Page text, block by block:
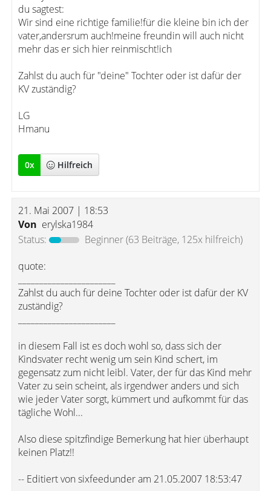
du sagtest:
Wir sind eine richtige familie!für die kleine bin ich der
vater,andersrum auch!meine freundin will auch nicht
mehr das er sich hier reinmischt!ich
Zahlst du auch für "deine" Tochter oder ist dafür der
KV zuständig?
LG
Hmanu
0x Hilfreich
21. Mai 2007 | 18:53
Von erylska1984
Status:
Beginner(63 Beiträge, 125x hilfreich)
quote:
Zahlst du auch für deine Tochter oder ist dafür der KV
zuständig?
in diesem Fall ist es doch wohl so, dass sich der
Kindsvater recht wenig um sein Kind schert, im
gegensatz zum nicht leibl. Vater, der für das Kind mehr
Vater zu sein scheint, als irgendwer anders und sich
wie jeder Vater sorgt, kümmert und aufkommt für das
tägliche Wohl...
Also diese spitzfindige Bemerkung hat hier überhaupt
keinen Platz!!
-- Editiert von sixfeedunder am 21.05.2007 18:53:47